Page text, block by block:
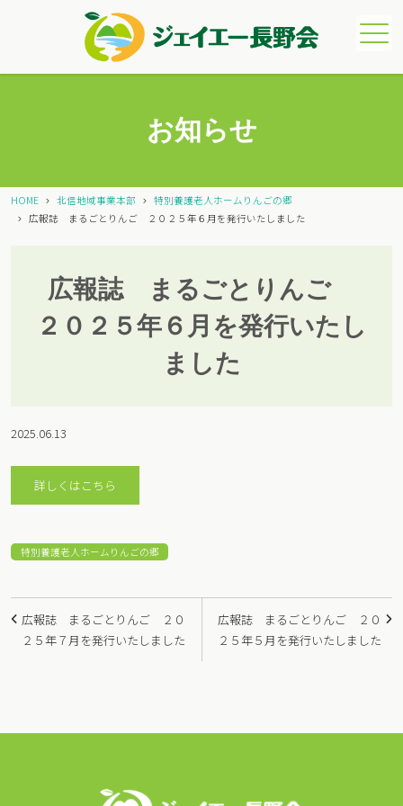
メニュー
お知らせ
HOME 北信地域事業本部
特別養護老人ホームりんごの郷
広報誌 まるごとりんご ２０２５年６月を発行いたしました
広報誌 まるごとりんご
２０２５年６月を発行いたし
ました
2025.06.13
詳しくはこちら
特別養護老人ホームりんごの郷
投
稿
ゲ
広報誌 まるごとりんご ２０
２５年５月を発行いたしました
広報誌 まるごとりんご ２０
２５年７月を発行いたしました